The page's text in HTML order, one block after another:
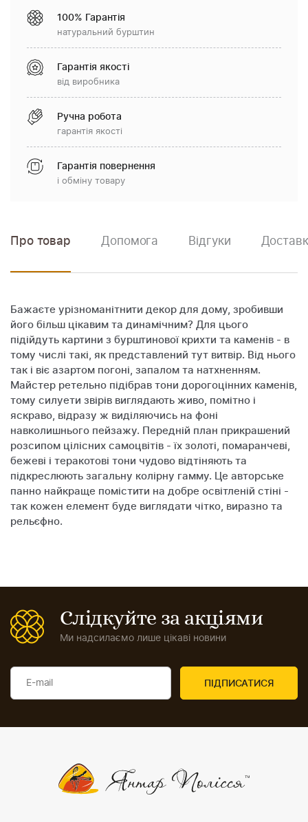
100% Гарантія
натуральний бурштин
Гарантія якості
від виробника
Ручна робота
гарантія якості
Гарантія повернення
і обміну товару
Про товар Допомога Відгуки
Бажаєте урізноманітнити декор для дому, зробивши
його більш цікавим та динамічним? Для цього
підійдуть картини з бурштинової крихти та каменів - в
тому числі такі, як представлений тут витвір. Від нього
так і віє азартом погоні, запалом та натхненням.
Майстер ретельно підібрав тони дорогоцінних каменів,
тому силуети звірів виглядають живо, помітно і
яскраво, відразу ж виділяючись на фоні
навколишнього пейзажу. Передній план прикрашений
розсипом цілісних самоцвітів - їх золоті, помаранчеві,
бежеві і теракотові тони чудово відтіняють та
підкреслюють загальну колірну гамму. Це авторське
панно найкраще помістити на добре освітленій стіні -
так кожен елемент буде виглядати чітко, виразно та
рельєфно.
Слідкуйте за акціями
Ми надсилаємо лише цікаві новини